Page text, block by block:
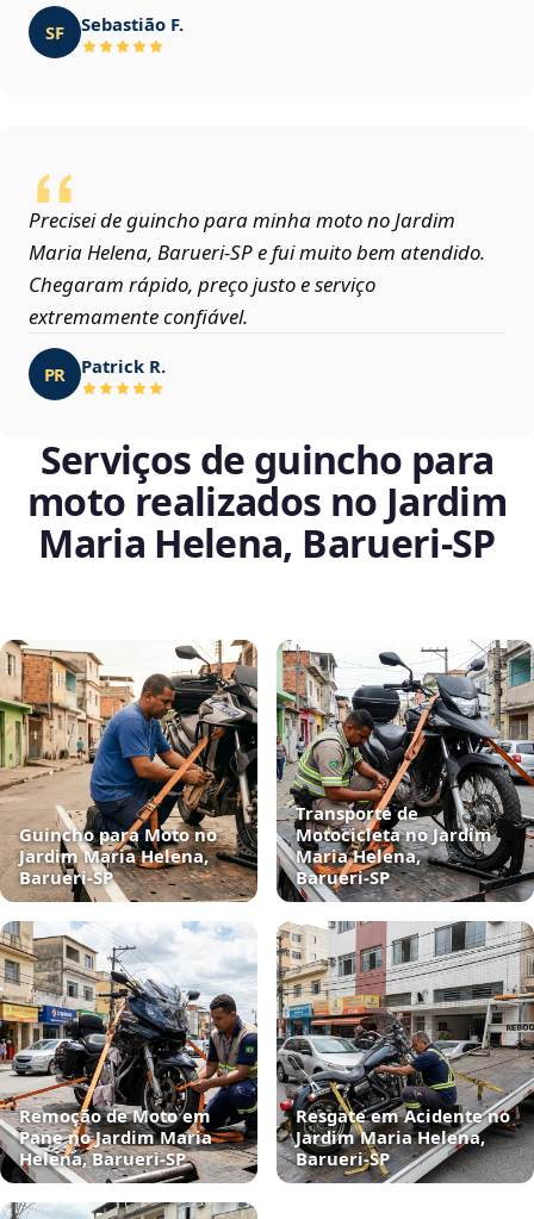
SF Sebastião F.
Precisei de guincho para minha moto no Jardim
Maria Helena, Barueri‑SP e fui muito bem atendido.
Chegaram rápido, preço justo e serviço
extremamente confiável.
PR Patrick R.
Serviços de guincho para
moto realizados no Jardim
Maria Helena, Barueri‑SP
Guincho para Moto no
Jardim Maria Helena,
Barueri‑SP
Transporte de
Motocicleta no Jardim
Maria Helena,
Barueri‑SP
Remoção de Moto em
Pane no Jardim Maria
Helena, Barueri‑SP
Resgate em Acidente no
Jardim Maria Helena,
Barueri‑SP